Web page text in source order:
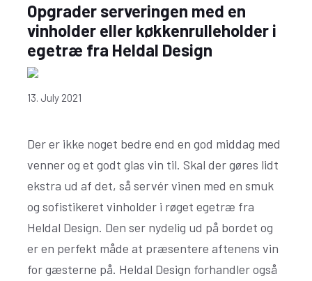
Opgrader serveringen med en
vinholder eller køkkenrulleholder i
egetræ fra Heldal Design
13. July 2021
Der er ikke noget bedre end en god middag med
venner og et godt glas vin til. Skal der gøres lidt
ekstra ud af det, så servér vinen med en smuk
og sofistikeret vinholder i røget egetræ fra
Heldal Design. Den ser nydelig ud på bordet og
er en perfekt måde at præsentere aftenens vin
for gæsterne på. Heldal Design forhandler også